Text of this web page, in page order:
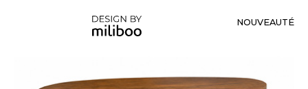
NOUVEAUTÉ